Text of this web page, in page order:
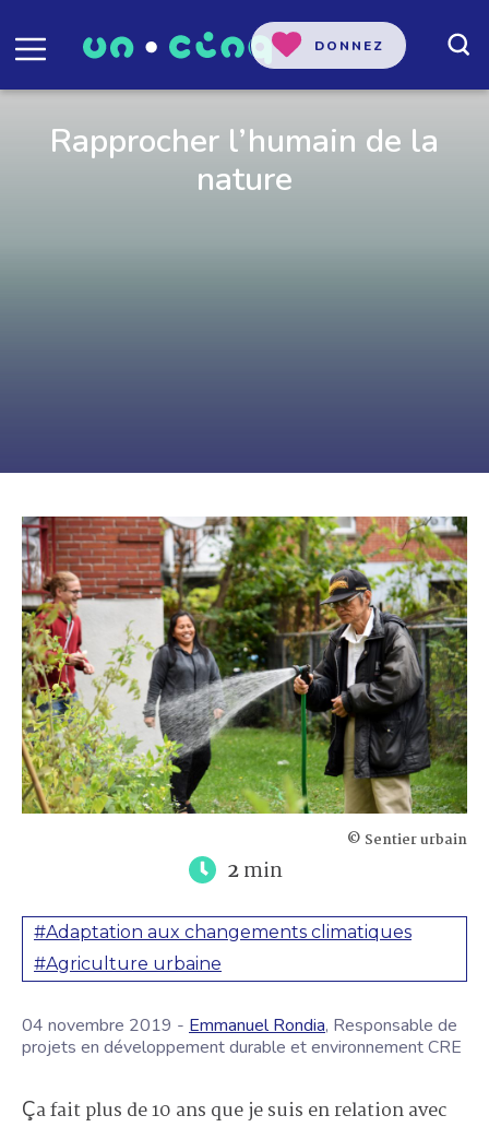
DONNEZ
Rapprocher l’humain de la
nature
© Sentier urbain
2min
#Adaptation aux changements climatiques
#Agriculture urbaine
04 novembre 2019 - Emmanuel Rondia, Responsable de
projets en développement durable et environnement CRE
Ça fait plus de 10 ans que je suis en relation avec